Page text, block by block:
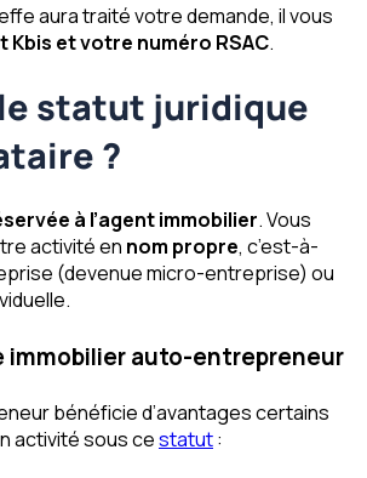
aura traité votre demande, il vous
Kbis et votre numéro RSAC.
statut juridique
?
à l’agent immobilier. Vous
activité en nom propre, c’est-à-
(devenue micro-entreprise) ou
immobilier auto-entrepreneur
bénéficie d’avantages certains
activité sous cestatut: